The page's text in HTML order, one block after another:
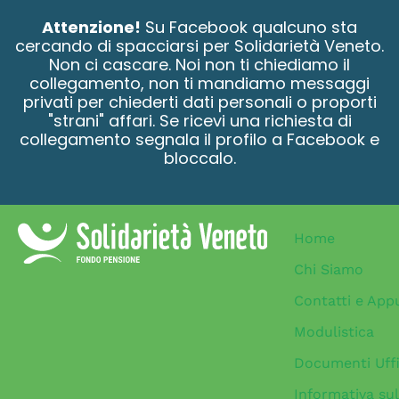
Attenzione! Su Facebook qualcuno sta
cercando di spacciarsi per Solidarietà Veneto.
Non ci cascare. Noi non ti chiediamo il
collegamento, non ti mandiamo messaggi
privati per chiederti dati personali o proporti
"strani" affari. Se ricevi una richiesta di
collegamento segnala il profilo a Facebook e
bloccalo.
Home
Chi Siamo
Contatti e
Modulistica
Documenti
Informativa